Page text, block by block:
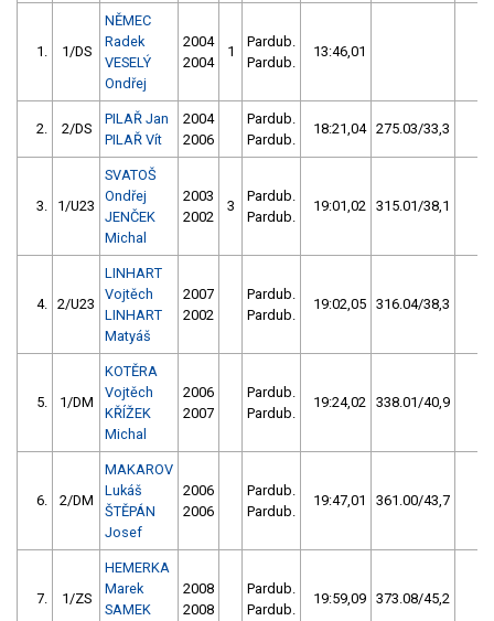
1. 1/DS
NĚMEC
Radek
VESELÝ
Ondřej
2004
2004
1
Pardub.
Pardub.
13:46,01
2. 2/DS
PILAŘ Jan
PILAŘ Vít
2004
2006
Pardub.
Pardub.
18:21,04 275.03/33,3
3. 1/U23
SVATOŠ
Ondřej
JENČEK
Michal
2003
2002
3
Pardub.
Pardub.
19:01,02 315.01/38,1
4. 2/U23
LINHART
Vojtěch
LINHART
Matyáš
2007
2002
Pardub.
Pardub.
19:02,05 316.04/38,3
5. 1/DM
KOTĚRA
Vojtěch
KŘÍŽEK
Michal
2006
2007
Pardub.
Pardub.
19:24,02 338.01/40,9
6. 2/DM
MAKAROV
Lukáš
ŠTĚPÁN
Josef
2006
2006
Pardub.
Pardub.
19:47,01 361.00/43,7
7. 1/ZS
HEMERKA
Marek
SAMEK
2008
2008
Pardub.
Pardub.
19:59,09 373.08/45,2